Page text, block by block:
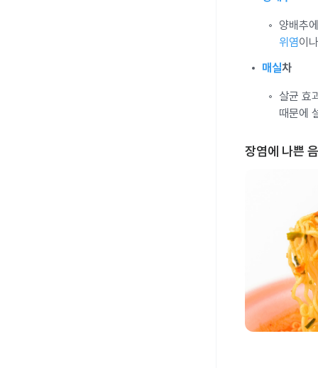
양배추
위염이
매실차
살균 효
때문에
장염에 나쁜